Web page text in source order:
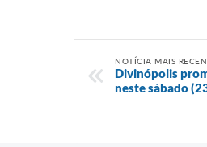
NOTÍCIA MAIS
Divinópolis
neste sábado